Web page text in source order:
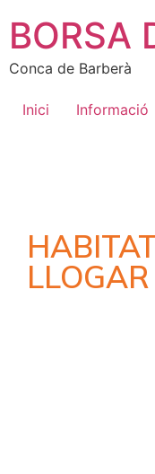
BORSA
Conca de Barberà
Inici Informació
LLOGAR